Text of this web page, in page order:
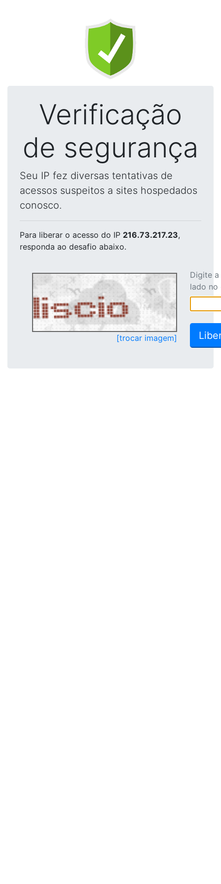
Verificação
de segurança
Seu IP fez diversas tentativas de
acessos suspeitos a sites hospedados
conosco.
Para liberar o acesso do IP 216.73.217.23,
responda ao desafio abaixo.
[trocar imagem]
Digite
lado no